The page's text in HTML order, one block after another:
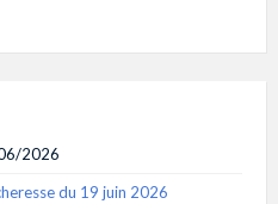
2026
du 19 juin 2026